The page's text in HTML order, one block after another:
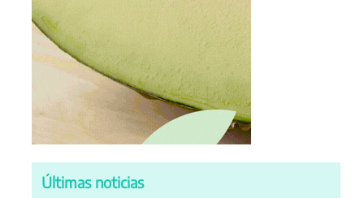
Últimas noticias